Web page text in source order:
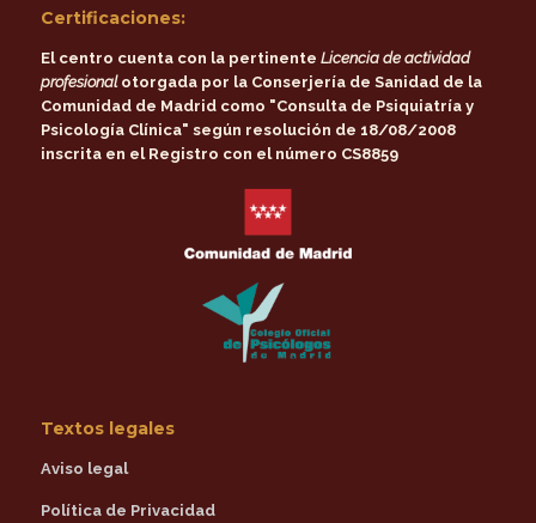
Certificaciones:
El centro cuenta con la pertinente Licencia de actividad
profesionalotorgada por la Conserjería de Sanidad de la
Comunidad de Madridcomo "Consulta de Psiquiatría y
Psicología Clínica" según resolución de 18/08/2008
inscrita en el Registro con el número CS8859
Textos legales
Aviso legal
Política de Privacidad